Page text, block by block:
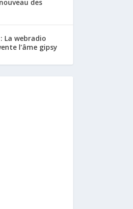
des
La webradio
l’âme gipsy